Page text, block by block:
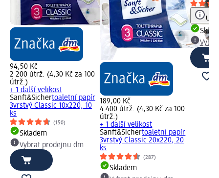
94,50 Kč
2 200 útrž. (4,30 Kč za 100
útrž.)
+ 1 další velikost
Sanft&Sichertoaletní papír
3vrstvý Classic 10x220, 10
ks
(150)
Skladem
Vybrat prodejnu dm
189,00 Kč
4 400 útrž. (4,30 Kč za 100
útrž.)
+ 1 další velikost
Sanft&Sichertoaletní papír
3vrstvý Classic 20x220, 20
ks
(287)
Skladem